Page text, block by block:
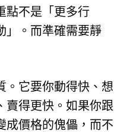
點不是「更多行
」。而準確需要靜
。它要你動得快、想
賣得更快。如果你跟
成價格的傀儡，而不